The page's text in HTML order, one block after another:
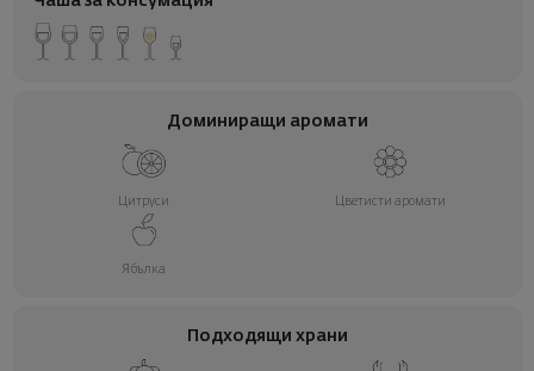
Доминиращи аромати
Цитруси Цветисти аромати
Ябълка
Подходящи храни